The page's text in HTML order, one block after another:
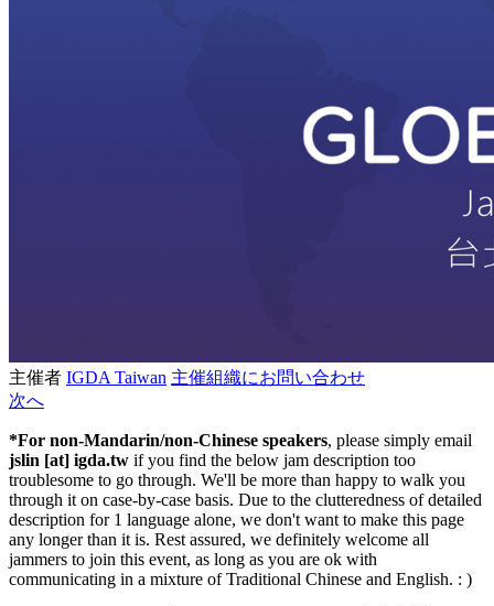
主催者 IGDA Taiwan 主催組織にお問い合わせ
次へ
*For non-Mandarin/non-Chinese speakers, please simply email
jslin [at] igda.tw if you find the below jam description too
troublesome to go through. We'll be more than happy to walk you
through it on case-by-case basis. Due to the clutteredness of detailed
description for 1 language alone, we don't want to make this page
any longer than it is. Rest assured, we definitely welcome all
jammers to join this event, as long as you are ok with
communicating in a mixture of Traditional Chinese and English. : )